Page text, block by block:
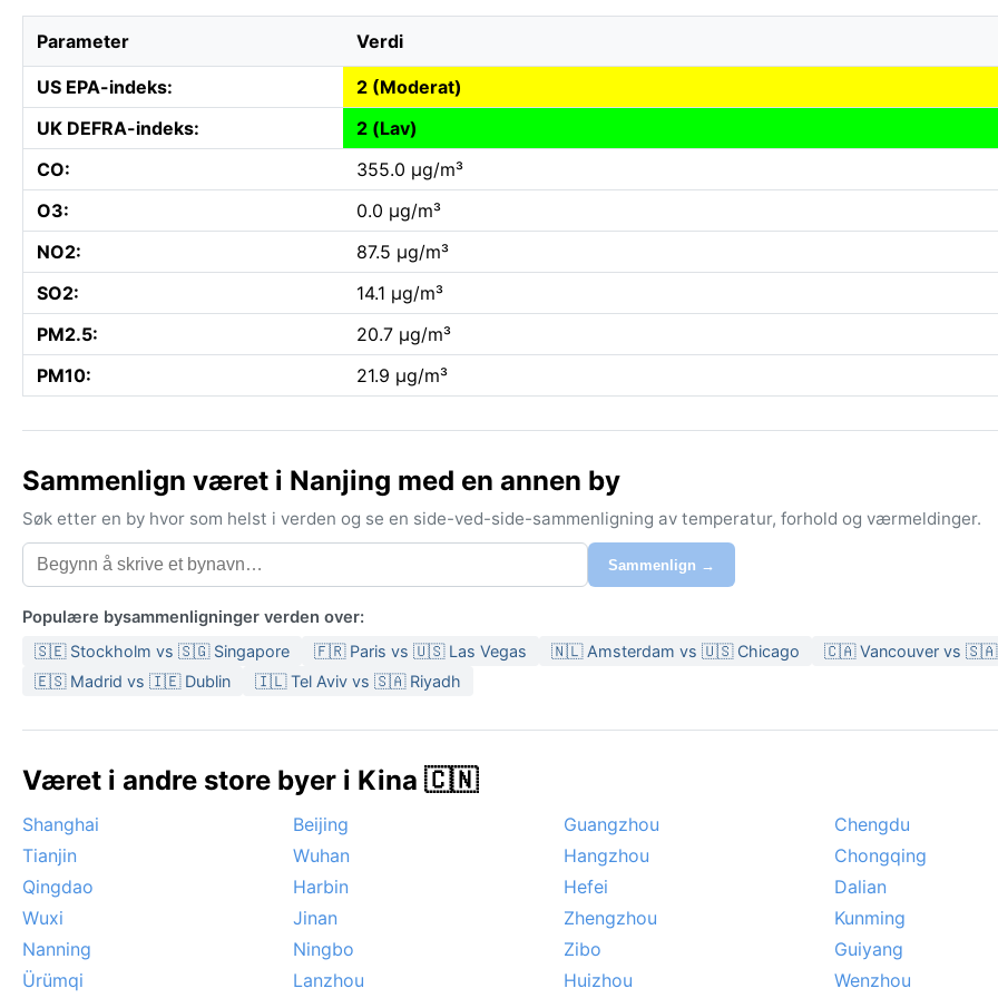
Parameter Verdi
US EPA-indeks:
2 (Moderat)
UK DEFRA-indeks:
2 (Lav)
CO:
355.0 µg/m³
O3:
0.0 µg/m³
NO2:
87.5 µg/m³
SO2:
14.1 µg/m³
PM2.5:
20.7 µg/m³
PM10:
21.9 µg/m³
Sammenlign været i Nanjing med en annen by
Søk etter en by hvor som helst i verden og se en side-ved-side-sammenligning av temperatur, forhold og værmeldinger.
Sammenlign →
Populære bysammenligninger verden over:
🇸🇪 Stockholm vs 🇸🇬 Singapore 🇫🇷 Paris vs 🇺🇸 Las Vegas 🇳🇱 Amsterdam vs 🇺🇸 Chicago
🇨🇦 Vancouver vs 🇸🇦
🇪🇸 Madrid vs 🇮🇪 Dublin
🇮🇱 Tel Aviv vs 🇸🇦 Riyadh
Været i andre store byer i Kina 🇨🇳
Shanghai Beijing Guangzhou
Chengdu
Tianjin
Wuhan Hangzhou
Chongqing
Qingdao
Harbin Hefei
Dalian
Wuxi
Jinan Zhengzhou
Kunming
Nanning
Ningbo Zibo
Guiyang
Ürümqi
Lanzhou Huizhou Wenzhou